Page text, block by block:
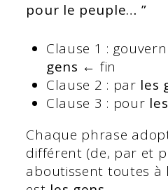
pour le peuple… ”
Clause 1 :
gens ← fin
Clause 2 : par les
Clause 3 : pour
Chaque phrase
différent (de, par et
aboutissent toutes à